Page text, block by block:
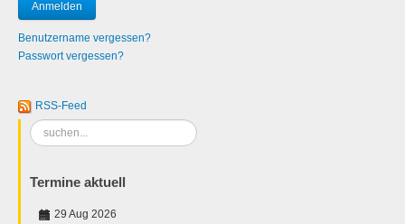
Benutzername vergessen?
Passwort vergessen?
RSS-Feed
Suchen
...
Termine aktuell
29 Aug 2026